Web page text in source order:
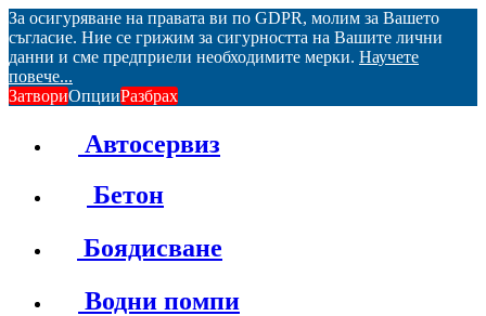
За осигуряване на правата ви по GDPR, молим за Вашето
съгласие. Ние се грижим за сигурността на Вашите лични
данни и сме предприели необходимите мерки. Научете
повече...
ЗатвориОпцииРазбрах
Автосервиз
Бетон
Боядисване
Водни помпи